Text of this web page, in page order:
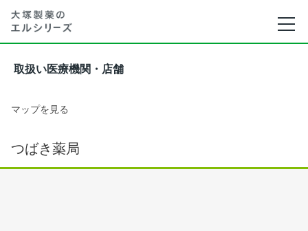
取扱い医療機関・店舗
マップを見る
つばき薬局